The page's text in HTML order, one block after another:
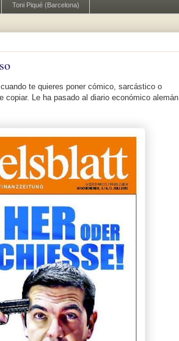
Toni Piqué (Barcelona)
te quieres poner cómico, sarcástico o
Le ha pasado al diario económico alemán